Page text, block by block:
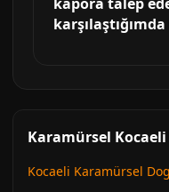
Karamürsel
Kocaeli Karamürsel